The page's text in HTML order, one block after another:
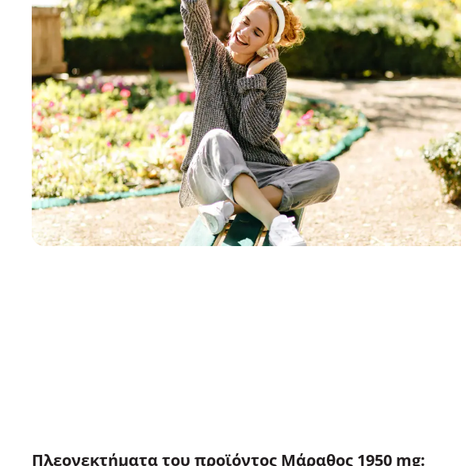
Πλεονεκτήματα του προϊόντος Μάραθος 1950 mg: